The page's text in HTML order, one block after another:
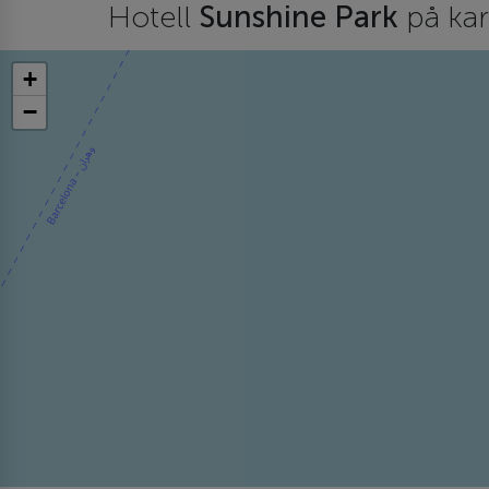
Hotell Sunshine Park på
+
−